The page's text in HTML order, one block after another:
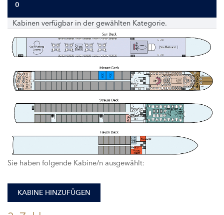
0
Kabinen verfügbar in der gewählten Kategorie.
306
308
Sie haben folgende Kabine/n ausgewählt:
KABINE HINZUFÜGEN